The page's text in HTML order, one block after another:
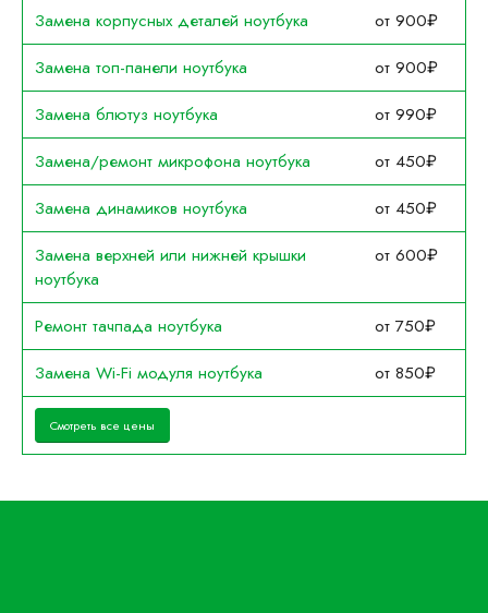
Замена корпусных деталей ноутбука
от 900₽
Замена топ-панели ноутбука
от 900₽
Замена блютуз ноутбука
от 990₽
Замена/ремонт микрофона ноутбука
от 450₽
Замена динамиков ноутбука
от 450₽
Замена верхней или нижней крышки
ноутбука
от 600₽
Ремонт тачпада ноутбука
от 750₽
Замена Wi-Fi модуля ноутбука
от 850₽
Смотреть все цены